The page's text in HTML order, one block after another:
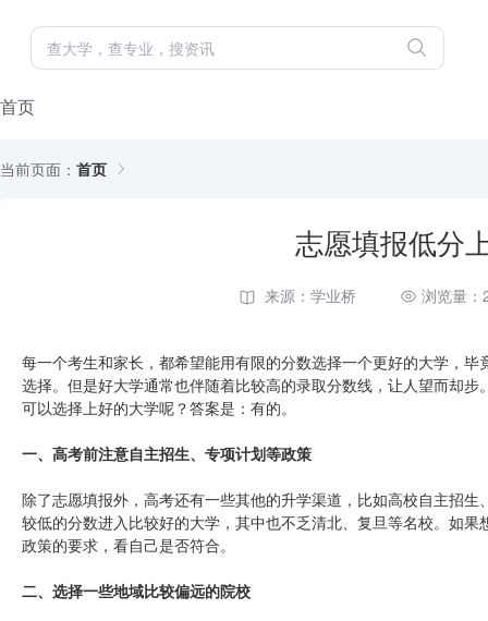
首页
当前页面： 首页
志愿填报低分
来源：学业桥 浏览量：
每一个考生和家长，都希望能用有限的分数选择一个更好的大学，
选择。但是好大学通常也伴随着比较高的录取分数线，让人望而却
可以选择上好的大学呢？答案是：有的。
一、高考前注意自主招生、专项计划等政策
除了志愿填报外，高考还有一些其他的升学渠道，比如高校自主招
较低的分数进入比较好的大学，其中也不乏清北、复旦等名校。如
政策的要求，看自己是否符合。
二、选择一些地域比较偏远的院校